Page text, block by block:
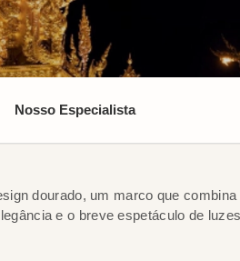
Nosso Especialista
dourado, um marco que
e o breve espetáculo de